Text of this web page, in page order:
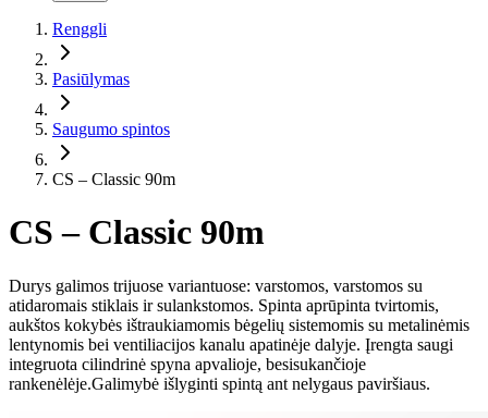
Renggli
Pasiūlymas
Saugumo spintos
CS – Classic 90m
CS – Classic 90m
Durys galimos trijuose variantuose: varstomos, varstomos su
atidaromais stiklais ir sulankstomos. Spinta aprūpinta tvirtomis,
aukštos kokybės ištraukiamomis bėgelių sistemomis su metalinėmis
lentynomis bei ventiliacijos kanalu apatinėje dalyje. Įrengta saugi
integruota cilindrinė spyna apvalioje, besisukančioje
rankenėlėje.Galimybė išlyginti spintą ant nelygaus paviršiaus.